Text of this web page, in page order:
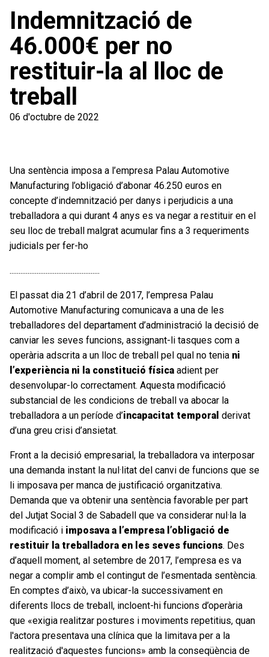
Indemnització de
46.000€ per no
restituir-la al lloc de
treball
06 d'octubre de 2022
Una sentència imposa a l’empresa Palau Automotive
Manufacturing l’obligació d’abonar 46.250 euros en
concepte d’indemnització per danys i perjudicis a una
treballadora a qui durant 4 anys es va negar a restituir en el
seu lloc de treball malgrat acumular fins a 3 requeriments
judicials per fer-ho
..................................................
El passat dia 21 d’abril de 2017, l’empresa Palau
Automotive Manufacturing comunicava a una de les
treballadores del departament d’administració la decisió de
canviar les seves funcions, assignant-li tasques com a
operària adscrita a un lloc de treball pel qual no tenia ni
l’experiència ni la constitució física adient per
desenvolupar-lo correctament. Aquesta modificació
substancial de les condicions de treball va abocar la
treballadora a un període d’incapacitat temporal derivat
d’una greu crisi d’ansietat.
Front a la decisió empresarial, la treballadora va interposar
una demanda instant la nul·litat del canvi de funcions que se
li imposava per manca de justificació organitzativa.
Demanda que va obtenir una sentència favorable per part
del Jutjat Social 3 de Sabadell que va considerar nul·la la
modificació i imposava a l’empresa l’obligació de
restituir la treballadora en les seves funcions. Des
d’aquell moment, al setembre de 2017, l’empresa es va
negar a complir amb el contingut de l’esmentada sentència.
En comptes d’això, va ubicar-la successivament en
diferents llocs de treball, incloent-hi funcions d’operària
que «exigia realitzar postures i moviments repetitius, quan
l'actora presentava una clínica que la limitava per a la
realització d'aquestes funcions» amb la conseqüència de